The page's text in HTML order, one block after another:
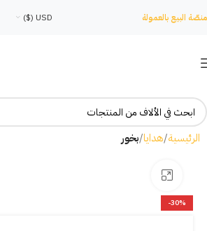
منصّة البيع بالعمولة USD ($)
الرئيسية هدايا بخور
-30%